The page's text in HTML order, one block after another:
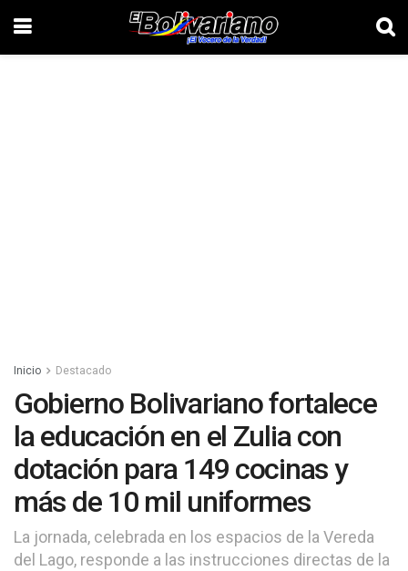
Inicio Destacado
Gobierno Bolivariano fortalece
la educación en el Zulia con
dotación para 149 cocinas y
más de 10 mil uniformes
La jornada, celebrada en los espacios de la Vereda
del Lago, responde a las instrucciones directas de la